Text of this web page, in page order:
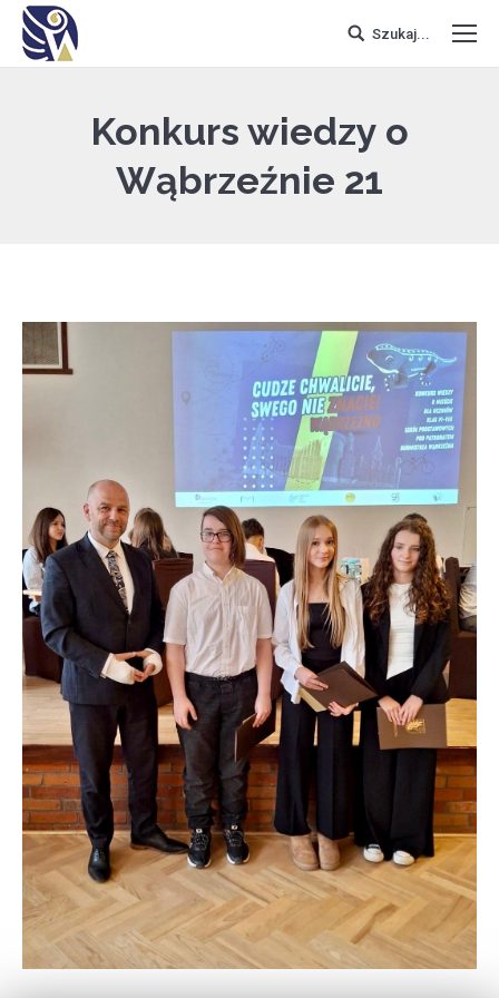
Szukaj...
Konkurs wiedzy o
Wąbrzeźnie 21